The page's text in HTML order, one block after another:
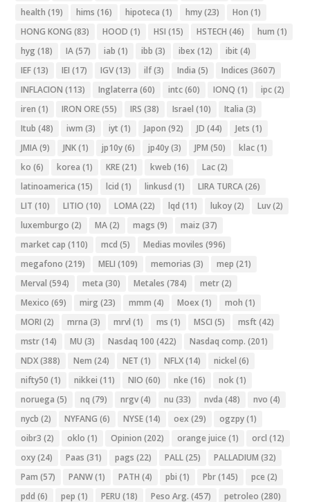
health (19) hims (16) hipoteca (1) hmy(23) Hon (1)
HONG KONG (83) HOOD (1) HSI (15) HSTECH (46) hum (1)
hyg (18) IA(57) iab (1) ibb (3) ibex (12) ibit (4)
IEF(13) IEI (17) IGV(13) ilf(3) India (5) Indices (3607)
INFLACION (113) Inglaterra (60) intc(60) IONQ (1) ipc(2)
iren (1) IRON ORE(55) IRS (38) Israel (10) Italia (3)
Itub (48) iwm (3) iyt (1) Japon (92) JD (44) Jets (1)
JMIA(9) JNK(1) jp10y(6) jp40y(3) JPM (50) klac(1)
ko (6) korea (1) KRE(21) kweb (16) Lac(2)
latinoamerica (15) lcid (1) linkusd (1) LIRA TURCA(26)
LIT (10) LITIO (10) LOMA(22) lqd (11) lukoy(2) Luv(2)
luxemburgo (2) MA(2) mags (9) maiz (37)
market cap (110) mcd (5) Medias moviles (996)
megafono (219) MELI (109) memorias (3) mep (21)
Merval (594) meta (30) Metales (784) metr(2)
Mexico (69) mirg (23) mmm (4) Moex (1) moh (1)
MORI (2) mrna (3) mrvl (1) ms (1) MSCI (5) msft (42)
mstr(14) MU (3) Nasdaq 100 (422) Nasdaq comp. (201)
NDX(388) Nem (24) NET (1) NFLX(14) nickel (6)
nifty50 (1) nikkei (11) NIO (60) nke (16) nok(1)
noruega (5) nq (79) nrgv(4) nu (33) nvda (48) nvo (4)
nycb (2) NYFANG (6) NYSE(14) oex (29) ogzpy(1)
oibr3 (2) oklo (1) Opinion (202) orange juice (1) orcl (12)
oxy(24) Paas (31) pags (22) PALL(25) PALLADIUM (32)
Pam (57) PANW(1) PATH (4) pbi (1) Pbr(145) pce (2)
pdd (6) pep (1) PERU (18) Peso Arg. (457) petroleo (280)